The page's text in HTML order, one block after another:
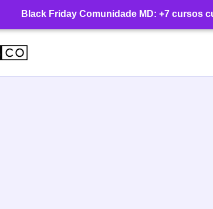
Black Friday Comunidade MD: +7 cursos